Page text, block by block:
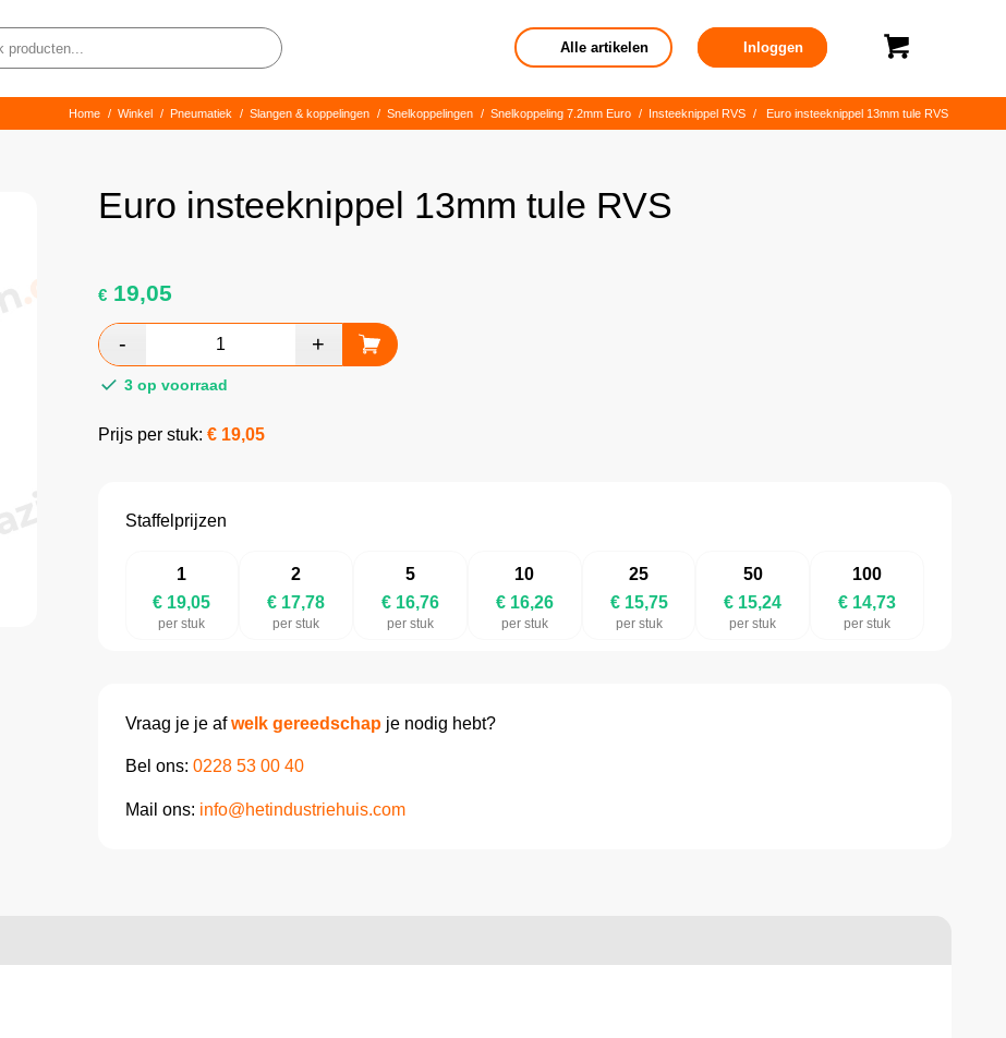
Alle artikelen Inloggen
Home / Winkel / Pneumatiek / Slangen & koppelingen / Snelkoppelingen / Snelkoppeling 7.2mm Euro / Insteeknippel RVS / Euro insteeknippel 13mm tule RVS
Euro insteeknippel 13mm tule RVS
€19,05
3 op voorraad
Prijs per stuk: € 19,05
Staffelprijzen
1
€ 19,05
per stuk
2
€ 17,78
per stuk
5
€ 16,76
per stuk
10
€ 16,26
per stuk
25
€ 15,75
per stuk
50
€ 15,24
per stuk
100
€ 14,73
per stuk
Vraag je je afwelk gereedschapje nodig hebt?
Bel ons: 0228 53 00 40
Mail ons: info@hetindustriehuis.com